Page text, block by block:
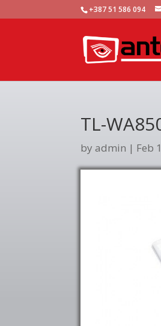
+387 51 586 094
TL-
byadmin | Feb